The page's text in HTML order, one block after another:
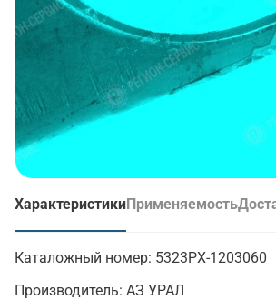
Характеристики
(активная вкладка)
Применяемость
Каталожный номер: 5323РХ-1203060
Производитель: АЗ УРАЛ